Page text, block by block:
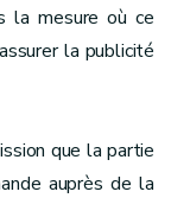
la mesure où ce
la publicité
que la partie
auprès de la